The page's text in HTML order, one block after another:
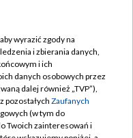
wyrazić zgody na
i zbierania danych,
i ich
danych osobowych przez
dalej również „TVP”),
pozostałych Zaufanych
(w tym do
Twoich zainteresowań i